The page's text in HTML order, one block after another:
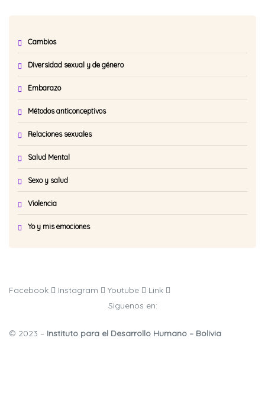
Cambios
Diversidad sexual y de género
Embarazo
Métodos anticonceptivos
Relaciones sexuales
Salud Mental
Sexo y salud
Violencia
Yo y mis emociones
Facebook Instagram Youtube
Link
Siguenos en:
© 2023 – Instituto para el Desarrollo Humano – Bolivia